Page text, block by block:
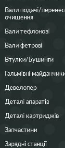
Вали подачі/
очищення
Вали тефлонові
Вали фетрові
Втулки/Бушинги
Гальмівні
Девелопер
Деталі апаратів
Деталі картриджів
Запчастини
Зарядні станції